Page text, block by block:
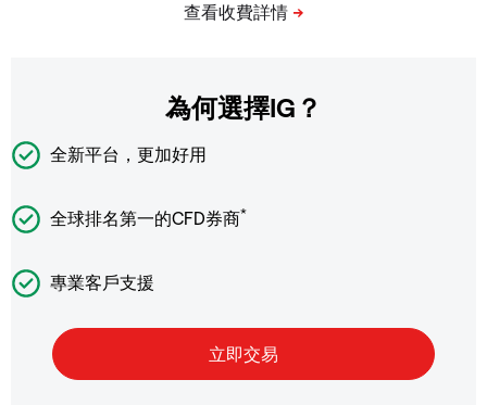
為何選擇IG？
全新平台，更加好用
全球排名第一的CFD券商*
專業客戶支援